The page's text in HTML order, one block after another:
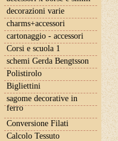
decorazioni varie
charms+accessori
cartonaggio - accessori
Corsi e scuola 1
schemi Gerda Bengtsson
Polistirolo
Bigliettini
sagome decorative in
ferro
Conversione Filati
Calcolo Tessuto